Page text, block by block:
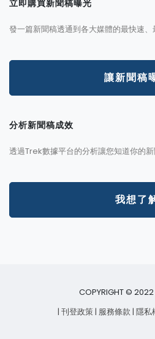
立即購買新聞稿曝光
發一篇新聞稿透通到各大媒體的最快速、
讓新聞稿
分析新聞稿成效
透過Trek數據平台的分析讓您知道你的
我想了
COPYRIGHT ©
| 刊登政策| 服務條款| 隱私